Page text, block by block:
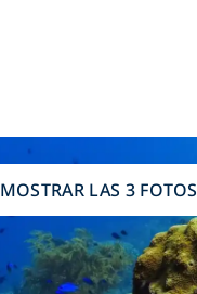
MOSTRAR LAS 3 FOTOS